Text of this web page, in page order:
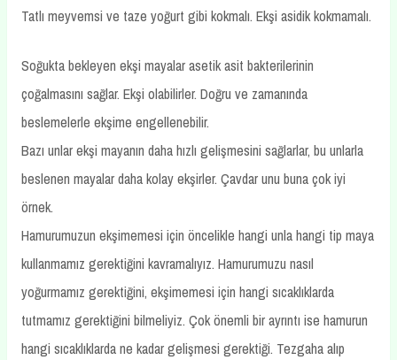
Tatlı meyvemsi ve taze yoğurt gibi kokmalı. Ekşi asidik kokmamalı.
Soğukta bekleyen ekşi mayalar asetik asit bakterilerinin
çoğalmasını sağlar. Ekşi olabilirler. Doğru ve zamanında
beslemelerle ekşime engellenebilir.
Bazı unlar ekşi mayanın daha hızlı gelişmesini sağlarlar, bu unlarla
beslenen mayalar daha kolay ekşirler. Çavdar unu buna çok iyi
örnek.
Hamurumuzun ekşimemesi için öncelikle hangi unla hangi tip maya
kullanmamız gerektiğini kavramalıyız. Hamurumuzu nasıl
yoğurmamız gerektiğini, ekşimemesi için hangi sıcaklıklarda
tutmamız gerektiğini bilmeliyiz. Çok önemli bir ayrıntı ise hamurun
hangi sıcaklıklarda ne kadar gelişmesi gerektiği. Tezgaha alıp